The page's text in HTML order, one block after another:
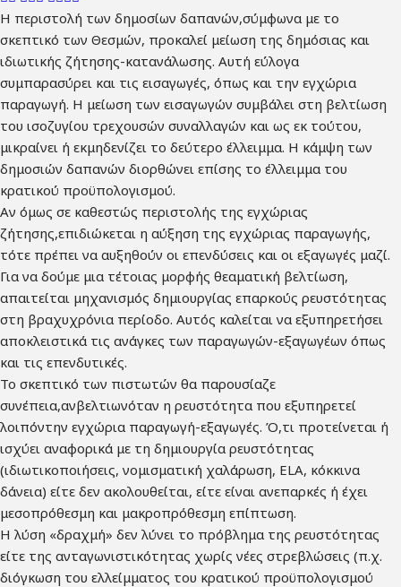
Η περιστολή των δημοσίων δαπανών,σύμφωνα με το
σκεπτικό των Θεσμών, προκαλεί μείωση της δημόσιας και
ιδιωτικής ζήτησης-κατανάλωσης. Αυτή εύλογα
συμπαρασύρει και τις εισαγωγές, όπως και την εγχώρια
παραγωγή. Η μείωση των εισαγωγών συμβάλει στη βελτίωση
του ισοζυγίου τρεχουσών συναλλαγών και ως εκ τούτου,
μικραίνει ή εκμηδενίζει το δεύτερο έλλειμμα. Η κάμψη των
δημοσιών δαπανών διορθώνει επίσης το έλλειμμα του
κρατικού προϋπολογισμού.
Αν όμως σε καθεστώς περιστολής της εγχώριας
ζήτησης,επιδιώκεται η αύξηση της εγχώριας παραγωγής,
τότε πρέπει να αυξηθούν οι επενδύσεις και οι εξαγωγές μαζί.
Για να δούμε μια τέτοιας μορφής θεαματική βελτίωση,
απαιτείται μηχανισμός δημιουργίας επαρκούς ρευστότητας
στη βραχυχρόνια περίοδο. Αυτός καλείται να εξυπηρετήσει
αποκλειστικά τις ανάγκες των παραγωγών-εξαγωγέων όπως
και τις επενδυτικές.
Το σκεπτικό των πιστωτών θα παρουσίαζε
συνέπεια,ανβελτιωνόταν η ρευστότητα που εξυπηρετεί
λοιπόντην εγχώρια παραγωγή-εξαγωγές. Ό,τι προτείνεται ή
ισχύει αναφορικά με τη δημιουργία ρευστότητας
(ιδιωτικοποιήσεις, νομισματική χαλάρωση, ELA, κόκκινα
δάνεια) είτε δεν ακολουθείται, είτε είναι ανεπαρκές ή έχει
μεσοπρόθεσμη και μακροπρόθεσμη επίπτωση.
Η λύση «δραχμή» δεν λύνει το πρόβλημα της ρευστότητας
είτε της ανταγωνιστικότητας χωρίς νέες στρεβλώσεις (π.χ.
διόγκωση του ελλείμματος του κρατικού προϋπολογισμού